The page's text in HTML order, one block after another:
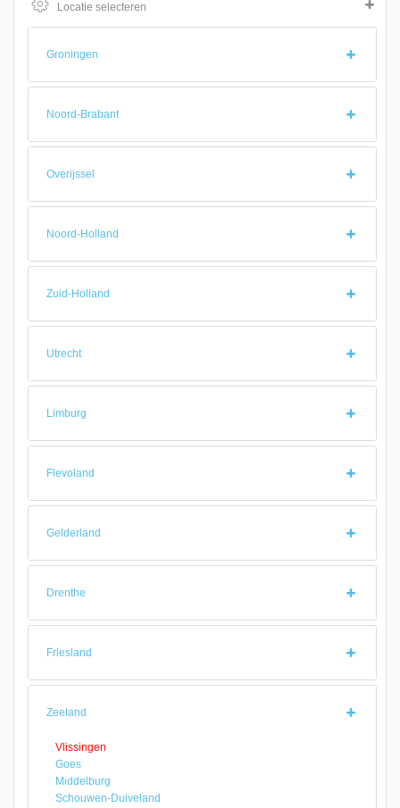
Locatie selecteren
Groningen
Noord-Brabant
Overijssel
Noord-Holland
Zuid-Holland
Utrecht
Limburg
Flevoland
Gelderland
Drenthe
Friesland
Zeeland
Vlissingen
Goes
Middelburg
Schouwen-Duiveland